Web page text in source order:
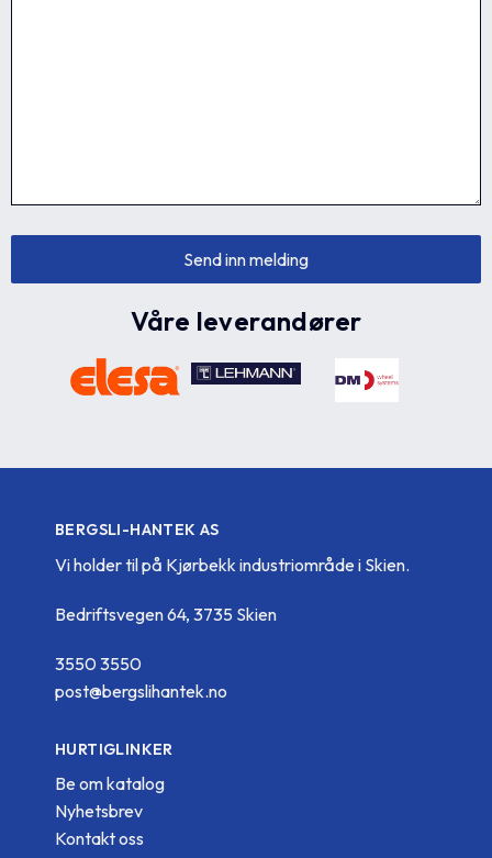
Våre leverandører
BERGSLI-HANTEK AS
Vi holder til på Kjørbekk industriområde i Skien.
Bedriftsvegen 64, 3735 Skien
3550 3550
post@bergslihantek.no
HURTIGLINKER
Be om katalog
Nyhetsbrev
Kontakt oss